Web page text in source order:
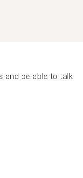
and be able to talk